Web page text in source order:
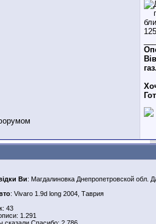
Ви: Магдалиновка Днепропетровской обл.
: Vivaro 1.9d long 2004, Таврия
43
1.291
сказали Спасибо: 2.786